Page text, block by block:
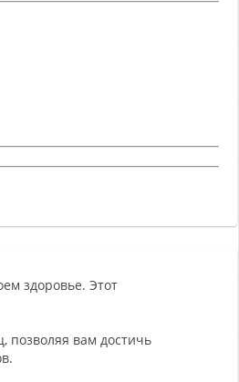
здоровье. Этот
позволяя вам достичь